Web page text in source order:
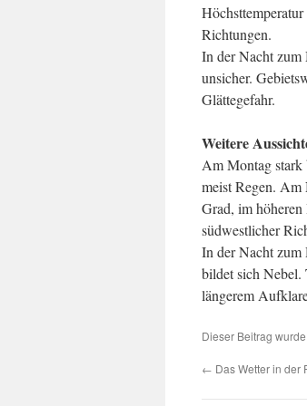
Richtungen.
In der Nacht zum
unsicher.
Glättegefahr.
Weitere
Am Montag stark
meist Regen. Am
Grad, im
südwestlicher
In der Nacht zum
bildet sich Nebel.
längerem
Dieser Beitrag
← Das Wetter in der